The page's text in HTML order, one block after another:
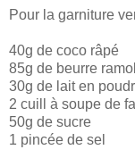
Pour la garniture
40g de coco râpé
85g de beurre
30g de lait en
2 cuill à soupe de
50g de sucre
1 pincée de sel